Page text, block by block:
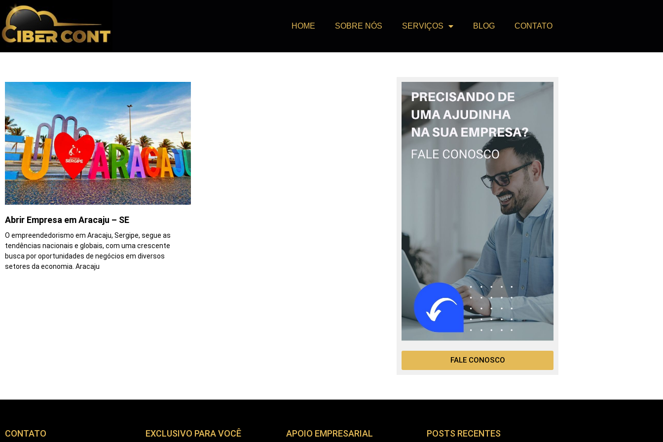
HOME SOBRE NÓS SERVIÇOS BLOG CONTATO
Abrir Empresa em Aracaju – SE
O empreendedorismo em Aracaju, Sergipe, segue as
tendências nacionais e globais, com uma crescente
busca por oportunidades de negócios em diversos
setores da economia. Aracaju
FALE CONOSCO
CONTATO EXCLUSIVO PARA VOCÊ APOIO EMPRESARIAL POSTS RECENTES